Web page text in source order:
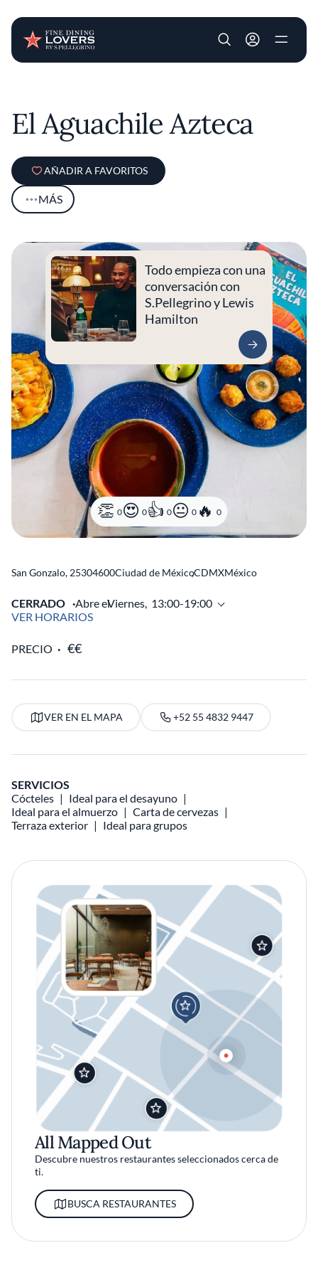
User account
El Aguachile Azteca
AÑADIR A FAVORITOS
MÁS
0 0 0 0 0
Todo empieza con una
conversación con
S.Pellegrino y Lewis
Hamilton
San Gonzalo, 25304600Ciudad de México
,CDMXMéxico
CERRADO Abre elViernes, 13:00-19:00
VER HORARIOS
PRECIO
VER EN EL MAPA +52 55 4832 9447
SERVICIOS
Cócteles
Ideal para el desayuno
Ideal para el almuerzo
Carta de cervezas
Terraza exterior
Ideal para grupos
All Mapped Out
Descubre nuestros restaurantes seleccionados cerca de
ti.
BUSCA RESTAURANTES